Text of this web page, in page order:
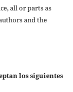
all or parts as
and the
los siguientes